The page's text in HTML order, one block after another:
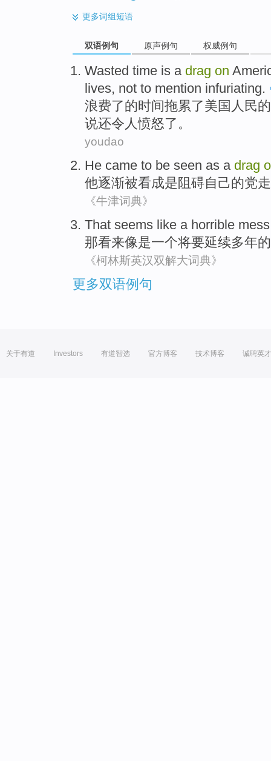
更多词组短语
双语例句 原声例句 权威例句
Wasted time is a drag on
lives, not to mention infuriating.
浪费了的时间拖累了美国 人民的
说还令人愤怒了 。
youdao
He came to be seen as a drag
他逐渐被看成是阻碍自己的党
《牛津词典》
That seems like a horrible mess
那看来像是一个将要延续多年
《柯林斯英汉双解大词典》
更多双语例句
关于有道 Investors 有道智选 官方博客 技术博客 诚聘英才